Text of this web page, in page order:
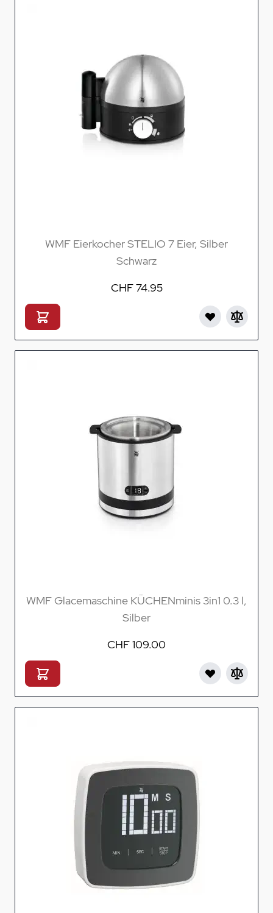
WMF Eierkocher STELIO 7 Eier, Silber
Schwarz
CHF 74.95
WMF Glacemaschine KÜCHENminis 3in1 0.3 l,
Silber
CHF 109.00